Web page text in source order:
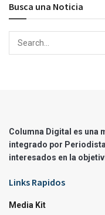
Busca una Noticia
Columna Digital es una
integrado por
interesados en la
Links Rapidos
Media Kit